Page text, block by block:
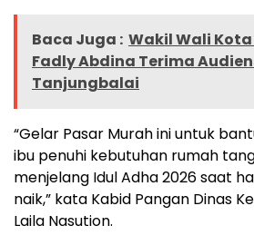
Baca Juga : Wakil Wali
Fadly Abdina Terima
Tanjungbalai
“Gelar Pasar Murah ini untuk
ibu penuhi kebutuhan rumah
menjelang Idul Adha 2026 saat
naik,” kata Kabid Pangan Dinas
Laila Nasution.